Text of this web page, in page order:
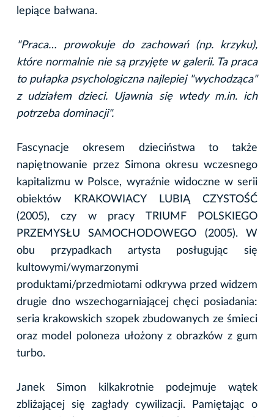
lepiące bałwana.
"Praca… prowokuje do zachowań (np. krzyku),
które normalnie nie są przyjęte w galerii. Ta praca
to pułapka psychologiczna najlepiej "wychodząca"
z udziałem dzieci. Ujawnia się wtedy m.in. ich
potrzeba dominacji".
Fascynacje okresem dzieciństwa to także
napiętnowanie przez Simona okresu wczesnego
kapitalizmu w Polsce, wyraźnie widoczne w serii
obiektów KRAKOWIACY LUBIĄ CZYSTOŚĆ
(2005), czy w pracy TRIUMF POLSKIEGO
PRZEMYSŁU SAMOCHODOWEGO (2005). W
obu przypadkach artysta posługując się
kultowymi/wymarzonymi
produktami/przedmiotami odkrywa przed widzem
drugie dno wszechogarniającej chęci posiadania:
seria krakowskich szopek zbudowanych ze śmieci
oraz model poloneza ułożony z obrazków z gum
turbo.
Janek Simon kilkakrotnie podejmuje wątek
zbliżającej się zagłady cywilizacji. Pamiętając o